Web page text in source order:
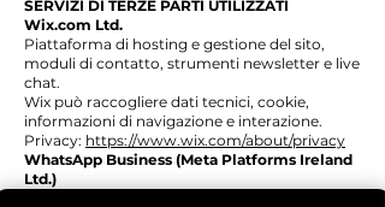
SERVIZI DI TERZE PARTI UTILIZZATI
Wix.com Ltd.
Piattaforma di hosting e gestione del sito,
moduli di contatto, strumenti newsletter e live
chat.
Wix può raccogliere dati tecnici, cookie,
informazioni di navigazione e interazione.
Privacy: https://www.wix.com/about/privacy
WhatsApp Business (Meta Platforms Ireland
Ltd.)